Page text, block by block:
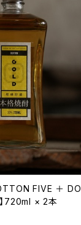
FIVE ＋ DO
720ml × 2本